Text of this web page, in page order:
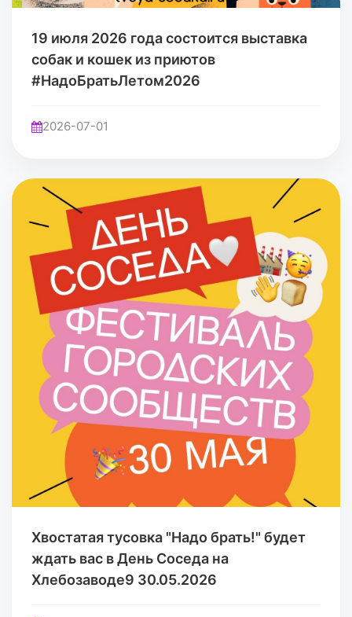
19 июля 2026 года состоится выставка
собак и кошек из приютов
#НадоБратьЛетом2026
2026-07-01
Хвостатая тусовка "Надо брать!" будет
ждать вас в День Соседа на
Хлебозаводе9 30.05.2026